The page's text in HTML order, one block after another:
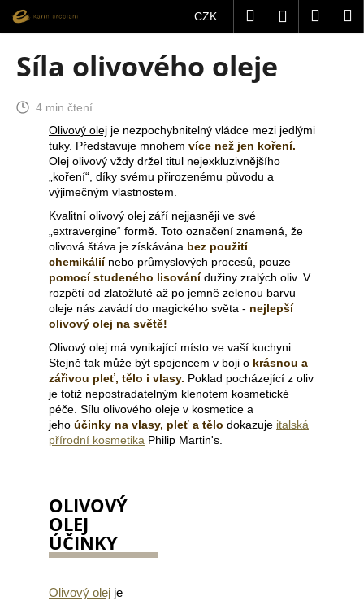
obsah
CZK HledatPřihlášení
Síla olivového oleje
4 min čtení
Olivový olej je nezpochybnitelný vládce mezi jedlými
tuky. Představuje mnohem více než jen koření.
Olej olivový vždy držel titul nejexkluzivnějšího
„koření“, díky svému přirozenému původu a
výjimečným vlastnostem.
Kvalitní olivový olej září nejjasněji ve své
„extravergine“ formě. Toto označení znamená, že
olivová šťáva je získávána bez použití
chemikálií nebo průmyslových procesů, pouze
pomocí studeného lisovánídužiny zralých oliv. V
rozpětí od zlatožluté až po jemně zelenou barvu
oleje nás zavádí do magického světa - nejlepší
olivový olej na světě!
Olivový olej má vynikající místo ve vaší kuchyni.
Stejně tak může být spojencem v boji o krásnou a
zářivou pleť, tělo i vlasy. Poklad pocházející z oliv
je totiž nepostradatelným klenotem kosmetické
péče. Sílu olivového oleje v kosmetice a
jeho účinky na vlasy, pleť a tělo dokazuje italská
přírodní kosmetika Philip Martin's.
OLIVOVÝ
OLEJ
ÚČINKY
Olivový olej je
o
o
HLEDAT